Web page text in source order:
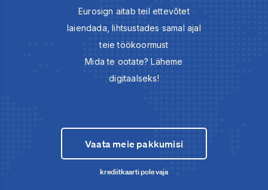
Eurosign aitab teil ettevõtet
laiendada, lihtsustades samal ajal
teie töökoormust
Mida te ootate? Läheme
digitaalseks!
Vaata meie pakkumisi
krediitkaarti pole vaja